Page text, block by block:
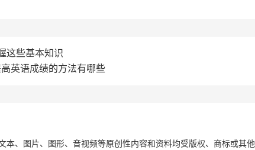
这些基本知识
英语成绩的方法有哪些
本、图片、图形、音视频等原创性内容和资料均受版权、商标或其他